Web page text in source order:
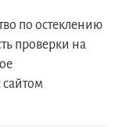
по остеклению
проверки на
сайтом